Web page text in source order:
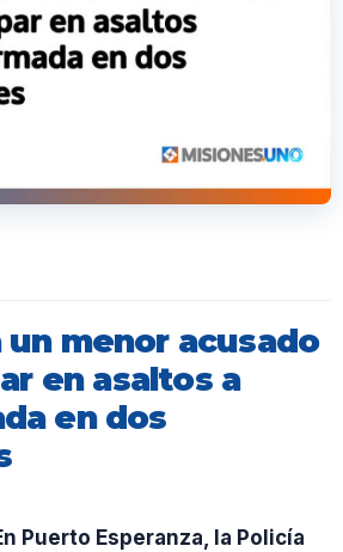
un menor acusado
en asaltos a
en dos
Puerto Esperanza, la Policía